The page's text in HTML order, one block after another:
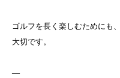
ゴルフを長く楽しむためにも
大切です。
—